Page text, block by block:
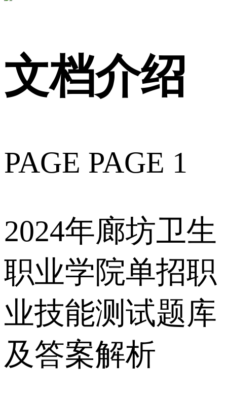
文档介绍
PAGE PAGE 1
2024年廊坊卫生
职业学院单招职
业技能测试题库
及答案解析